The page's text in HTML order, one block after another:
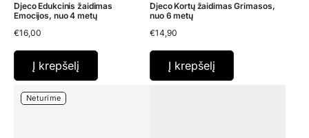
Djeco Edukcinis žaidimas
Emocijos, nuo 4 metų
€16,00
Į krepšelį
Djeco Kortų žaidimas Grimasos,
nuo 6 metų
€14,90
Į krepšelį
Neturime